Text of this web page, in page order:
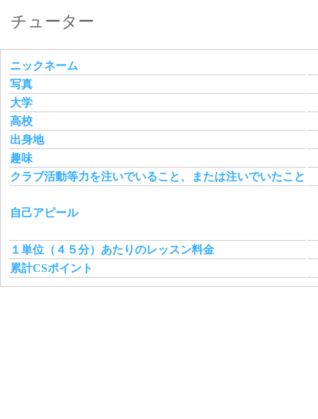
チューター
ニックネーム
写真
大学
高校
出身地
趣味
クラブ活動等力を注いでいること、または注いでいたこと
自己アピール
１単位（４５分）あたりのレッスン料金
累計CSポイント